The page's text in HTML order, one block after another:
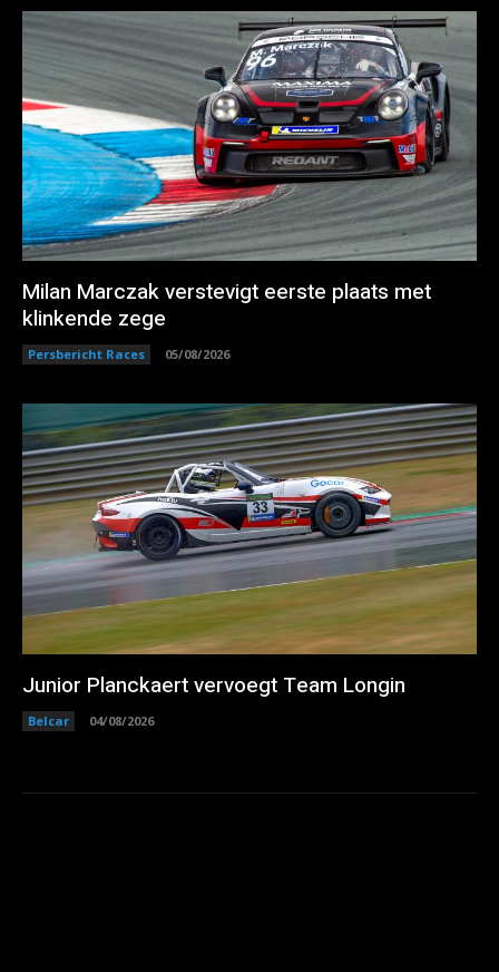
Milan Marczak verstevigt eerste plaats met
klinkende zege
Persbericht Races 05/08/2026
Junior Planckaert vervoegt Team Longin
Belcar 04/08/2026